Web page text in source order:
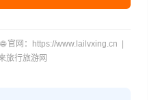
官网：https://www.lailvxing.cn |
旅行旅游网